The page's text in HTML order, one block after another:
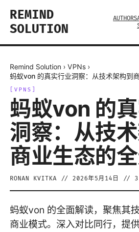
REMIND
SOLUTION
AUTHORS
Remind Solution › VPNs ›
蚂蚁von 的真实行业洞察：从技术架构到
VPNS
蚂蚁von 的
洞察：从技
商业生态的
RONAN KVITKA // 2026年5月14日 // 3
蚂蚁von 的全面解读，聚焦其
商业模式。深入对比同行，提